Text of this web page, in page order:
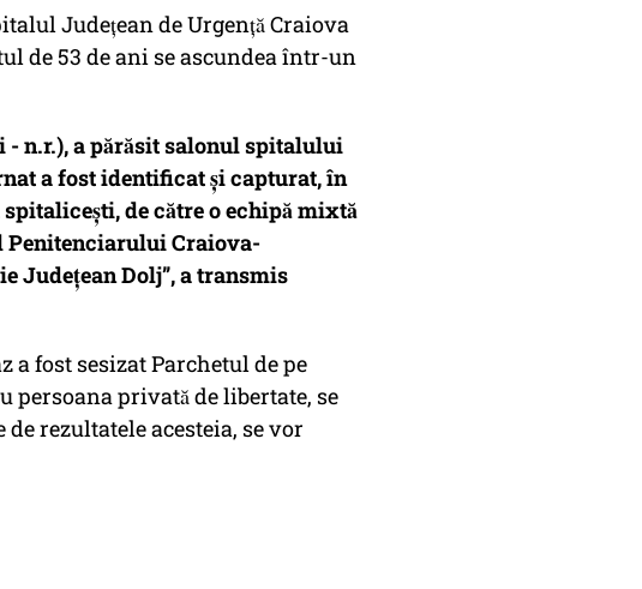
Județean de Urgență Craiova
de 53 de ani se ascundea într-un
n.r.), a părăsit salonul spitalului
a fost identificat și capturat, în
de către o echipă mixtă
Penitenciarului Craiova-
Județean Dolj”, a transmis
fost sesizat Parchetul de pe
persoana privată de libertate, se
rezultatele acesteia, se vor